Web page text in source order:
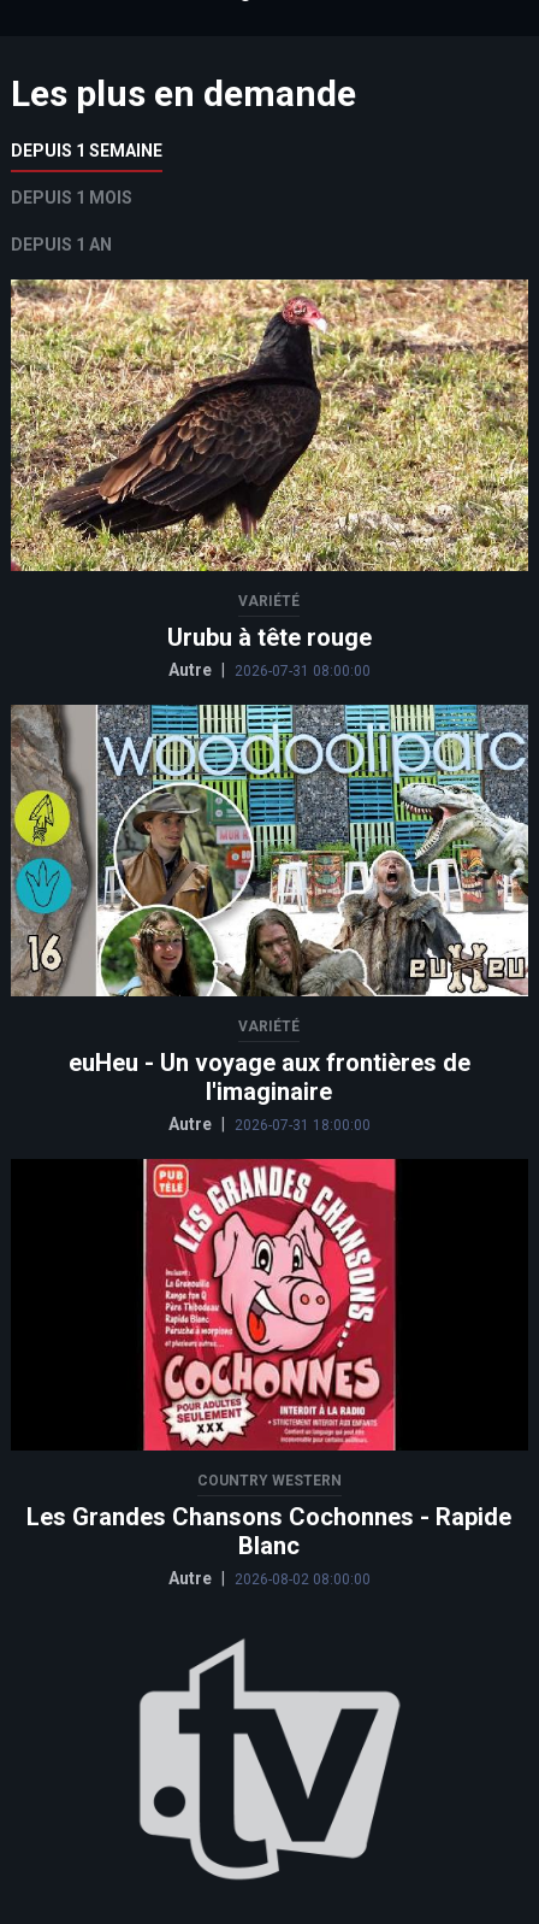
Les plus en demande
DEPUIS 1 SEMAINE
DEPUIS 1 MOIS
DEPUIS 1 AN
VARIÉTÉ
Urubu à tête rouge
Autre 2026-07-31 08:00:00
VARIÉTÉ
euHeu - Un voyage aux frontières de
l'imaginaire
Autre 2026-07-31 18:00:00
COUNTRY WESTERN
Les Grandes Chansons Cochonnes - Rapide
Blanc
Autre 2026-08-02 08:00:00